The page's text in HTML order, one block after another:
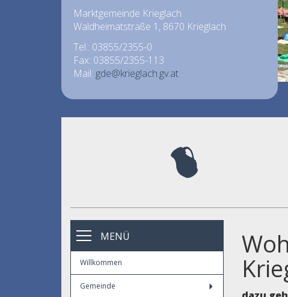
Marktgemeinde Krieglach
Waldheimatstraße 1, 8670 Krieglach
Tel.: 03855/2355-0
Fax: 03855/2355-113
Mail: gde@krieglach.gv.at
MENÜ
Willkommen
Gemeinde